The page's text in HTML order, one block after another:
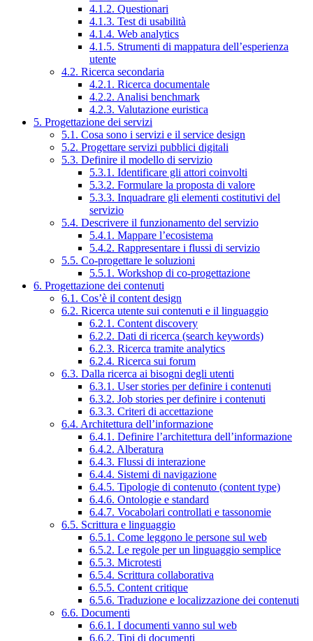
4.1.2. Questionari
4.1.3. Test di usabilità
4.1.4. Web analytics
4.1.5. Strumenti di mappatura dell’esperienza
utente
4.2. Ricerca secondaria
4.2.1. Ricerca documentale
4.2.2. Analisi benchmark
4.2.3. Valutazione euristica
5. Progettazione dei servizi
5.1. Cosa sono i servizi e il service design
5.2. Progettare servizi pubblici digitali
5.3. Definire il modello di servizio
5.3.1. Identificare gli attori coinvolti
5.3.2. Formulare la proposta di valore
5.3.3. Inquadrare gli elementi costitutivi del
servizio
5.4. Descrivere il funzionamento del servizio
5.4.1. Mappare l’ecosistema
5.4.2. Rappresentare i flussi di servizio
5.5. Co-progettare le soluzioni
5.5.1. Workshop di co-progettazione
6. Progettazione dei contenuti
6.1. Cos’è il content design
6.2. Ricerca utente sui contenuti e il linguaggio
6.2.1. Content discovery
6.2.2. Dati di ricerca (search keywords)
6.2.3. Ricerca tramite analytics
6.2.4. Ricerca sui forum
6.3. Dalla ricerca ai bisogni degli utenti
6.3.1. User stories per definire i contenuti
6.3.2. Job stories per definire i contenuti
6.3.3. Criteri di accettazione
6.4. Architettura dell’informazione
6.4.1. Definire l’architettura dell’informazione
6.4.2. Alberatura
6.4.3. Flussi di interazione
6.4.4. Sistemi di navigazione
6.4.5. Tipologie di contenuto (content type)
6.4.6. Ontologie e standard
6.4.7. Vocabolari controllati e tassonomie
6.5. Scrittura e linguaggio
6.5.1. Come leggono le persone sul web
6.5.2. Le regole per un linguaggio semplice
6.5.3. Microtesti
6.5.4. Scrittura collaborativa
6.5.5. Content critique
6.5.6. Traduzione e localizzazione dei contenuti
6.6. Documenti
6.6.1. I documenti vanno sul web
6.6.2. Tipi di documenti